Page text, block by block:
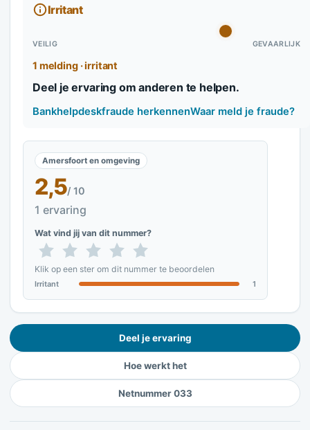
Irritant
VEILIG GEVAARLIJK
1 melding · irritant
Deel je ervaring om anderen te helpen.
Bankhelpdeskfraude herkennenWaar meld je fraude?
Amersfoort en omgeving
2,5/ 10
1 ervaring
Wat vind jij van dit nummer?
Klik op een ster om dit nummer te beoordelen
Irritant 1
Deel je ervaring
Hoe werkt het
Netnummer 033